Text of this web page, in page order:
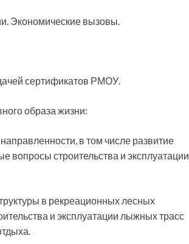
Экономические вызовы.
сертификатов РМОУ.
образа жизни:
в том числе развитие
вопросы строительства и эксплуатации
в рекреационных лесных
и эксплуатации лыжных трасс